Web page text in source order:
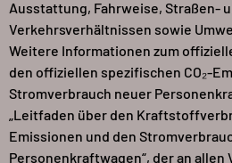
Ausstattung, Fahrweise, Straßen-
Verkehrsverhältnissen sowie
Weitere Informationen zum
den offiziellen spezifischen CO₂-
Stromverbrauch neuer
„Leitfaden über den
Emissionen und den
Personenkraftwagen“, der an